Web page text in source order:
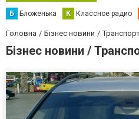
Б Бложенька К Классное радио
Головна Бізнес новини
Бізнес новини /